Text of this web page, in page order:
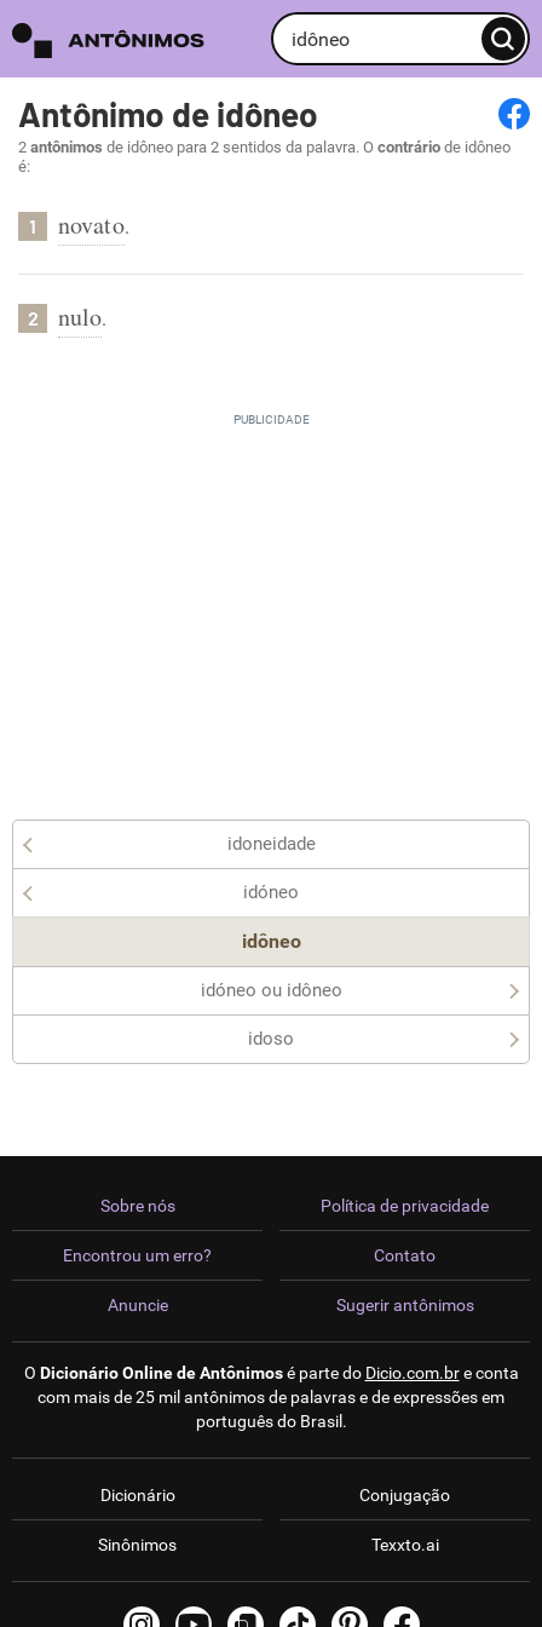
Antônimo de idôneo
2 antônimos de idôneo para 2 sentidos da palavra. O contrário de idôneo
é:
1 novato.
2 nulo.
idoneidade
idóneo
idôneo
idóneo ou idôneo
idoso
Sobre nós
Encontrou um erro?
Anuncie
Política de privacidade
Contato
Sugerir antônimos
O Dicionário Online de Antônimosé parte do Dicio.com.bre conta
com mais de 25 mil antônimos de palavras e de expressões em
português do Brasil.
Dicionário
Sinônimos
Conjugação
Texxto.ai